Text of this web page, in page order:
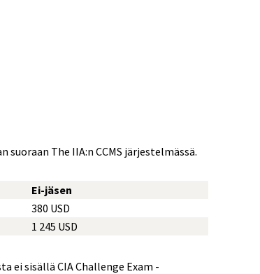
The IIA:n CCMS järjestelmässä.
Ei-jäsen
380 USD
1 245 USD
ei sisällä CIA Challenge Exam -